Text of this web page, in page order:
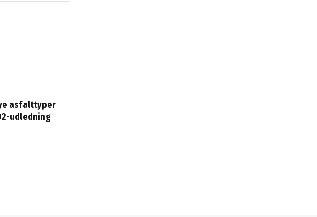
asfalttyper
udledning